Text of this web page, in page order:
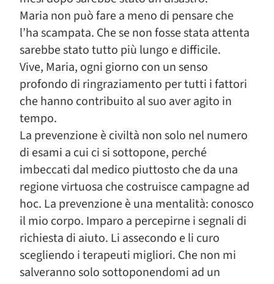
Maria non può fare a meno di pensare che
l’ha scampata. Che se non fosse stata attenta
sarebbe stato tutto più lungo e difficile.
Vive, Maria, ogni giorno con un senso
profondo di ringraziamento per tutti i fattori
che hanno contribuito al suo aver agito in
tempo.
La prevenzione è civiltà non solo nel numero
di esami a cui ci si sottopone, perché
imbeccati dal medico piuttosto che da una
regione virtuosa che costruisce campagne ad
hoc. La prevenzione è una mentalità: conosco
il mio corpo. Imparo a percepirne i segnali di
richiesta di aiuto. Li assecondo e li curo
scegliendo i terapeuti migliori. Che non mi
salveranno solo sottoponendomi ad un